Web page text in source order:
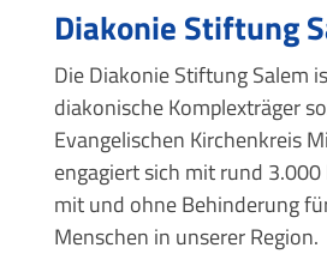
Diakonie Stiftung
Die Diakonie Stiftung Salem
diakonische Komplexträger
Evangelischen Kirchenkreis
engagiert sich mit rund
mit und ohne Behinderung
Menschen in unserer Region.